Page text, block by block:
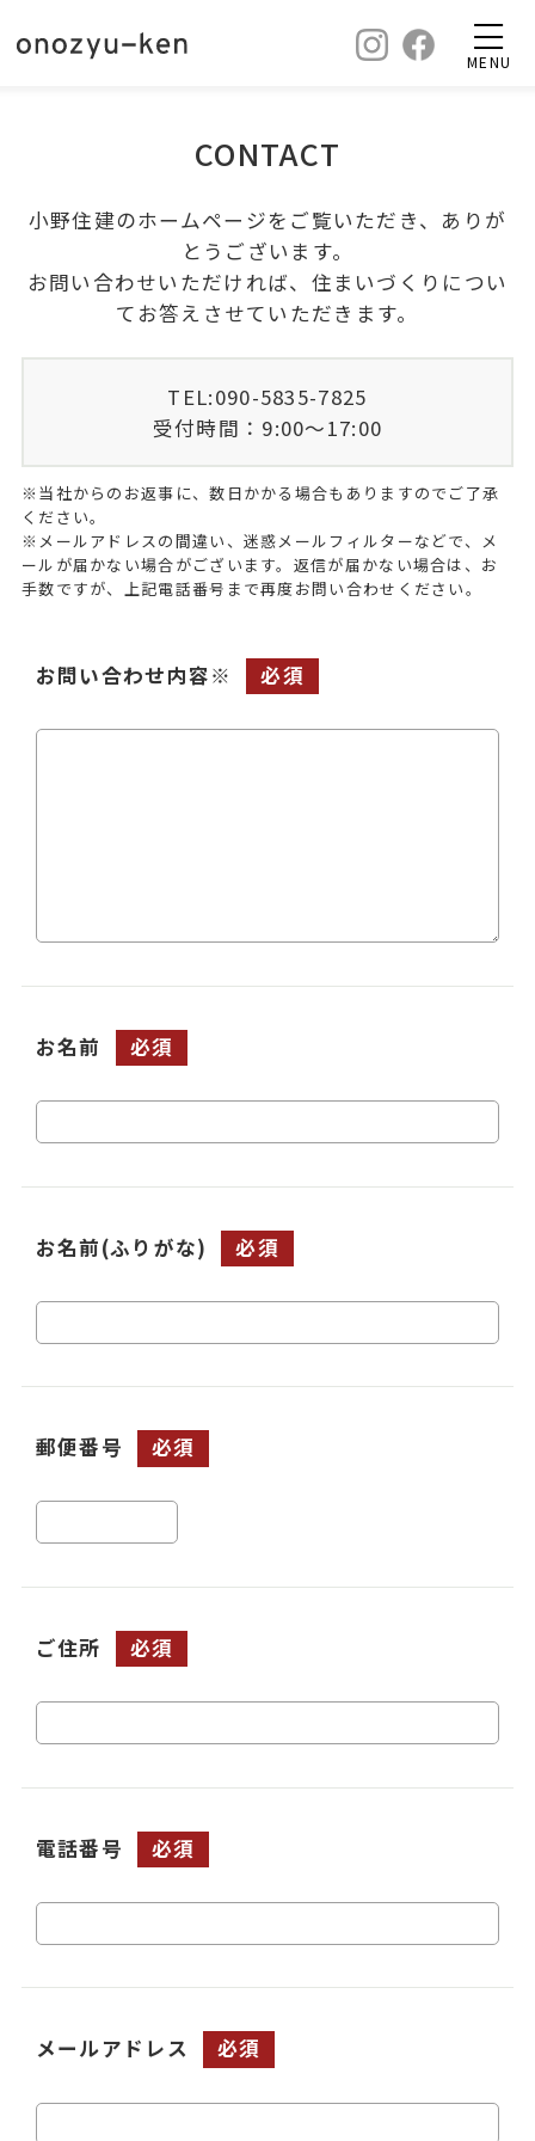
CONTACT
小野住建のホームページをご覧いただき、ありが
とうございます。
お問い合わせいただければ、住まいづくりについ
てお答えさせていただきます。
TEL:090-5835-7825
受付時間：9:00〜17:00
※当社からのお返事に、数日かかる場合もありますのでご了承
ください。
※メールアドレスの間違い、迷惑メールフィルターなどで、メ
ールが届かない場合がございます。返信が届かない場合は、お
手数ですが、上記電話番号まで再度お問い合わせください。
お問い合わせ内容※ 必須
お名前 必須
お名前(ふりがな) 必須
郵便番号 必須
ご住所 必須
電話番号 必須
メールアドレス 必須
MENU